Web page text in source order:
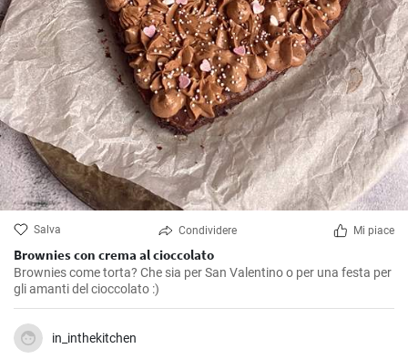
Salva Condividere Mi piace
Brownies con crema al cioccolato
Brownies come torta? Che sia per San Valentino o per una festa per
gli amanti del cioccolato :)
in_inthekitchen